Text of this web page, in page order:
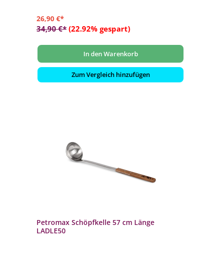
26,90 €*
34,90 €* (22.92% gespart)
In den Warenkorb
Zum Vergleich hinzufügen
Petromax Schöpfkelle 57 cm Länge
LADLE50